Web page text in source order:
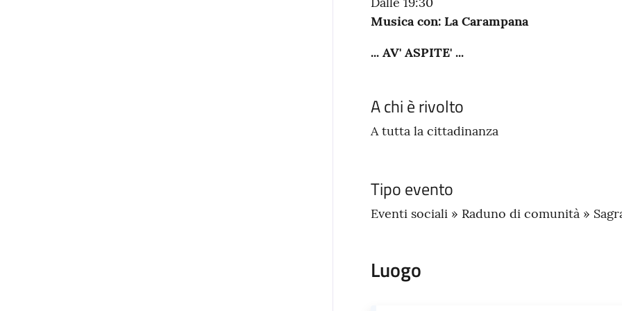
Musica con: La Carampana
... AV' ASPITE' ...
A chi è rivolto
A tutta la cittadinanza
Tipo evento
Eventi sociali » Raduno di comunità »
Luogo